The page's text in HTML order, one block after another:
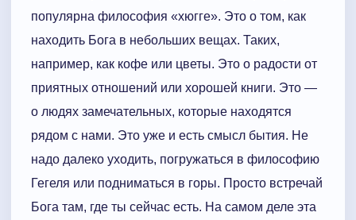
популярна философия «хюгге». Это о том, как
находить Бога в небольших вещах. Таких,
например, как кофе или цветы. Это о радости от
приятных отношений или хорошей книги. Это —
о людях замечательных, которые находятся
рядом с нами. Это уже и есть смысл бытия. Не
надо далеко уходить, погружаться в философию
Гегеля или подниматься в горы. Просто встречай
Бога там, где ты сейчас есть. На самом деле эта